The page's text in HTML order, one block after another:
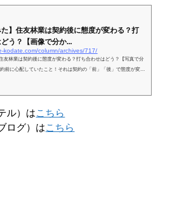
た】住友林業は契約後に態度が変わる？打
う？【画像で分か...
kodate.com/column/archives/717/
友林業は契約後に態度が変わる？打ち合わせはどう？【写真で分
前に心配していたこと！それは契約の「前」「後」で態度が変わ
ル）はこちら
ログ）はこちら